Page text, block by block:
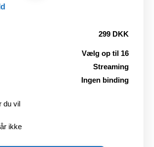
299 DKK
Vælg op til 16
Streaming
Ingen binding
du vil
ikke